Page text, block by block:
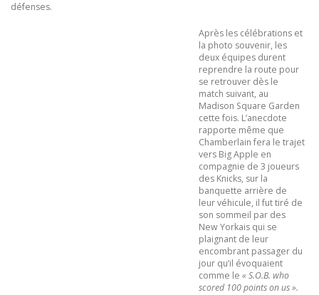
défenses.
Après les célébrations et
la photo souvenir, les
deux équipes durent
reprendre la route pour
se retrouver dès le
match suivant, au
Madison Square Garden
cette fois. L’anecdote
rapporte même que
Chamberlain fera le trajet
vers Big Apple en
compagnie de 3 joueurs
des Knicks, sur la
banquette arrière de
leur véhicule, il fut tiré de
son sommeil par des
New Yorkais qui se
plaignant de leur
encombrant passager du
jour qu’il évoquaient
comme le « S.O.B. who
scored 100 points on us ».